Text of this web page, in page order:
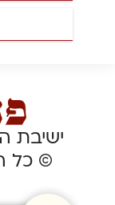
ישיבת
© כל